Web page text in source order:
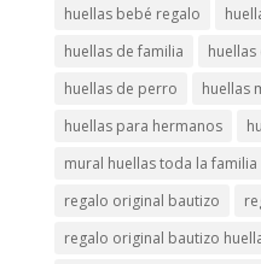
huellas bebé regalo
huellas de familia
huellas de perro
huellas
huellas para hermanos
mural huellas toda la familia
regalo original bautizo
regalo original bautizo